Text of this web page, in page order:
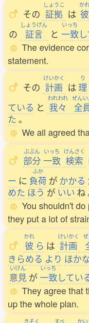
その
しょうこ
証拠 は
か
彼
の
しょうげん
証言 と
いっち
一致
The evidence
statement.
その
けいかく
計画 は
り
理
ている と
われわれ
我々
ぜん
全
た。
We all agreed
ぶぶん
部分
いっち
一致
けんさく
検索
ー に
ふか
負荷 がかかる
めた ほう が いい ね
You shouldn't
they put a lot of
かれ
彼 ら は
けいかく
計画
きらめる より ほか
いけん
意見 が
いっち
一致してい
They agree that
up the whole plan.
きそく すべ か